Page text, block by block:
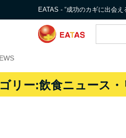
EATAS - “成功のカギに出会
リー:飲食ニュース